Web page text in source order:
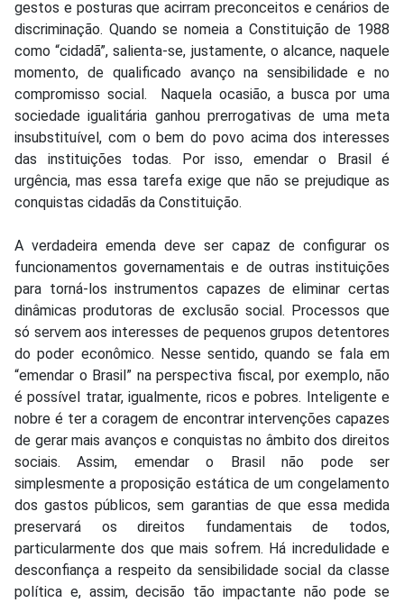
gestos e posturas que acirram preconceitos e cenários de
discriminação. Quando se nomeia a Constituição de 1988
como “cidadã”, salienta-se, justamente, o alcance, naquele
momento, de qualificado avanço na sensibilidade e no
compromisso social. Naquela ocasião, a busca por uma
sociedade igualitária ganhou prerrogativas de uma meta
insubstituível, com o bem do povo acima dos interesses
das instituições todas. Por isso, emendar o Brasil é
urgência, mas essa tarefa exige que não se prejudique as
conquistas cidadãs da Constituição.
A verdadeira emenda deve ser capaz de configurar os
funcionamentos governamentais e de outras instituições
para torná-los instrumentos capazes de eliminar certas
dinâmicas produtoras de exclusão social. Processos que
só servem aos interesses de pequenos grupos detentores
do poder econômico. Nesse sentido, quando se fala em
“emendar o Brasil” na perspectiva fiscal, por exemplo, não
é possível tratar, igualmente, ricos e pobres. Inteligente e
nobre é ter a coragem de encontrar intervenções capazes
de gerar mais avanços e conquistas no âmbito dos direitos
sociais. Assim, emendar o Brasil não pode ser
simplesmente a proposição estática de um congelamento
dos gastos públicos, sem garantias de que essa medida
preservará os direitos fundamentais de todos,
particularmente dos que mais sofrem. Há incredulidade e
desconfiança a respeito da sensibilidade social da classe
política e, assim, decisão tão impactante não pode se